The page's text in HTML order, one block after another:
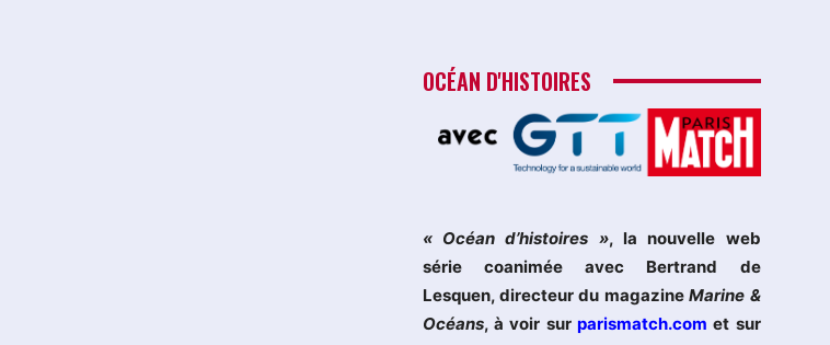
OCÉAN D'HISTOIRES
« Océan d’histoires », la nouvelle web
série coanimée avec Bertrand de
Lesquen, directeur du magazineMarine &
Océans, à voir sur parismatch.com et sur